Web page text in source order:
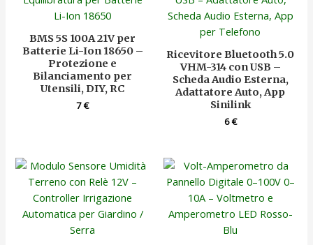
BMS 5S 100A 21V per
Batterie Li-Ion 18650 –
Protezione e
Bilanciamento per
Utensili, DIY, RC
7€
Ricevitore Bluetooth 5.0
VHM-314 con USB –
Scheda Audio Esterna,
Adattatore Auto, App
Sinilink
6€